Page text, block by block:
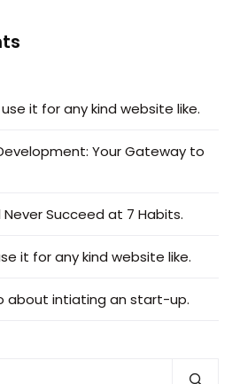
it for any kind website like.
Your Gateway to
Never Succeed at 7 Habits.
it for any kind website like.
about intiating an start-up.